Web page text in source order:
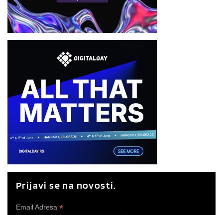
Prijavi se na novosti.
Email Adresa *